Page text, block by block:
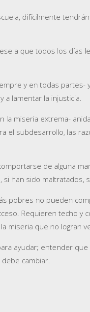
difícilmente
a que todos los días
y en todas
lamentar la injusticia.
miseria extrema-
el subdesarrollo, las
de alguna
han sido maltratados,
pobres no pueden
Requieren techo y
miseria que no logran
ayudar; entender
cambiar.